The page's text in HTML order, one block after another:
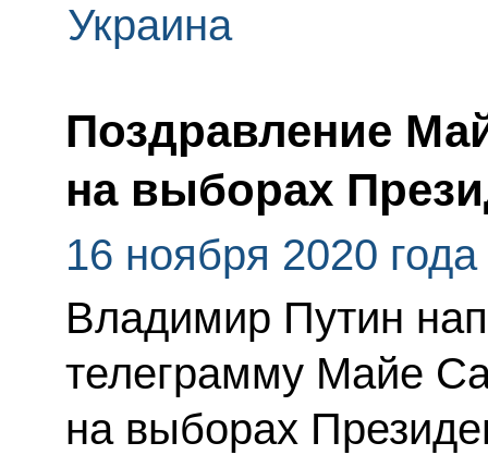
Украина
Поздравление
на выборах
16 ноября 2020 года
Владимир Путин
телеграмму Майе
на выборах